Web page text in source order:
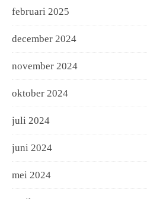
februari 2025
december 2024
november 2024
oktober 2024
juli 2024
juni 2024
mei 2024